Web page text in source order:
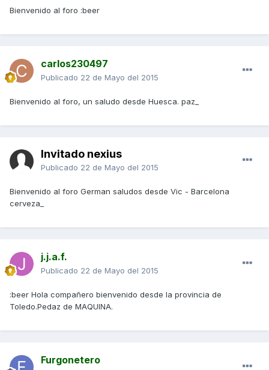
Bienvenido al foro :beer
carlos230497
Publicado 22 de Mayo del 2015
Bienvenido al foro, un saludo desde Huesca. paz_
Invitado nexius
Publicado 22 de Mayo del 2015
Bienvenido al foro German saludos desde Vic - Barcelona
cerveza_
j.j.a.f.
Publicado 22 de Mayo del 2015
:beer Hola compañero bienvenido desde la provincia de
Toledo.Pedaz de MAQUINA.
Furgonetero